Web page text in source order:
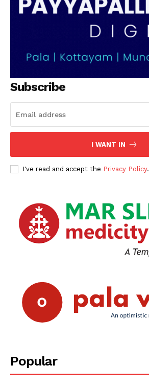
Subscribe
I WANT IN
I've read and accept the Privacy Policy.
Popular